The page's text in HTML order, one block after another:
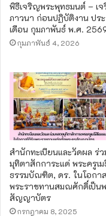
พิธีเจริญพระพุทธมนต์ – เ
ภาวนา ก่อนปฏิบัติงาน ปร
เดือน กุมภาพันธ์ พ.ศ.
กุมภาพันธ์ 4, 2026
สำนักทะเบียนและวัดผล ร่
มุทิตาสักการะแด่ พระครูเ
ธรรมบัณฑิต, ดร. ในโอกา
พระราชทานสมณศักดิ์เป็น
สัญญาบัตร
กรกฎาคม 8, 2025